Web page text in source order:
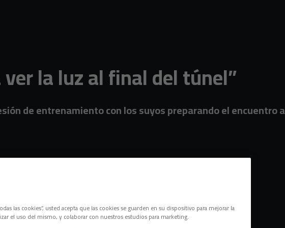
la luz al final del túnel”
de entrenamiento con los suyos preparando el encuentro
las cookies”, usted acepta que las cookies se guarden en su dispositivo para mejorar la
el uso del mismo, y colaborar con nuestros estudios para marketing.